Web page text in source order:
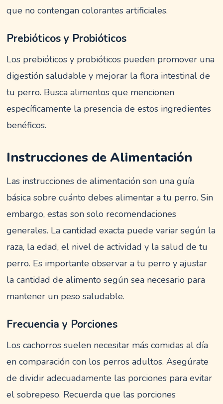
que no contengan colorantes artificiales.
Prebióticos y Probióticos
Los prebióticos y probióticos pueden promover una
digestión saludable y mejorar la flora intestinal de
tu perro. Busca alimentos que mencionen
específicamente la presencia de estos ingredientes
benéficos.
Instrucciones de Alimentación
Las instrucciones de alimentación son una guía
básica sobre cuánto debes alimentar a tu perro. Sin
embargo, estas son solo recomendaciones
generales. La cantidad exacta puede variar según la
raza, la edad, el nivel de actividad y la salud de tu
perro. Es importante observar a tu perro y ajustar
la cantidad de alimento según sea necesario para
mantener un peso saludable.
Frecuencia y Porciones
Los cachorros suelen necesitar más comidas al día
en comparación con los perros adultos. Asegúrate
de dividir adecuadamente las porciones para evitar
el sobrepeso. Recuerda que las porciones